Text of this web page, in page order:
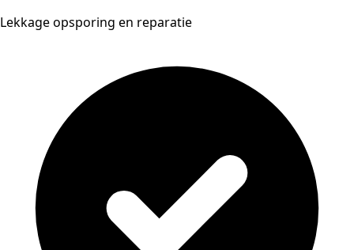
Lekkage opsporing en reparatie